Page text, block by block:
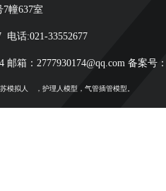
幢637室
话:021-33552677
邮箱：2777930174@qq.com 备案号
模拟人 ，护理人模型，气管插管模型。